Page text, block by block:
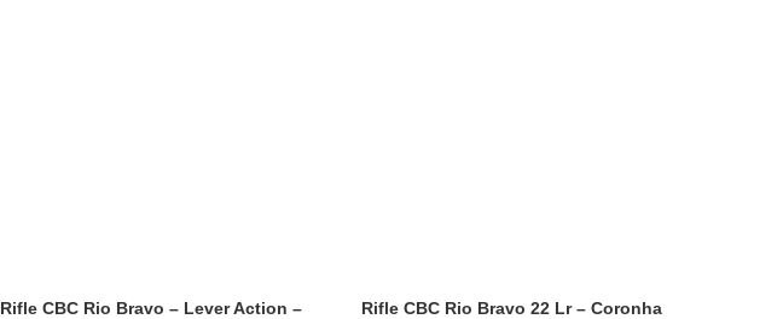
Rifle CBC Rio Bravo – Lever Action –
Rifle CBC Rio Bravo 22 Lr – Coronha